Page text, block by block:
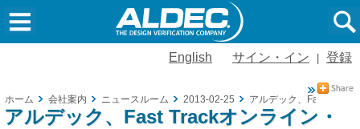
English サイン・イン 登録
ホーム 会社案内 ニュースルーム 2013-02-25 アルデック、Fast Track
アルデック、Fast Trackオンライン・